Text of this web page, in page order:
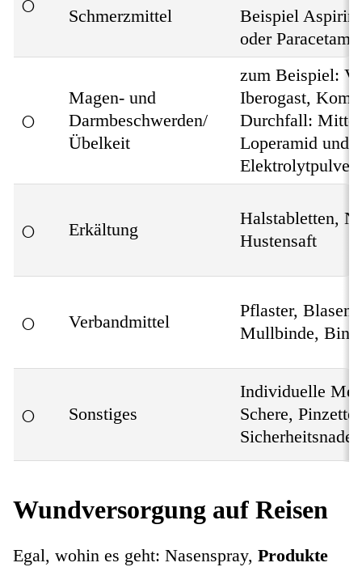
Schmerzmittel
Beispiel
oder
○
Magen- und
Darmbeschwerden/
Übelkeit
zum Beispiel:
Iberogast,
Durchfall:
Loperamid und
Elektrolytpulver
○ Erkältung
Halstabletten,
Hustensaft
○ Verbandmittel
Pflaster,
Mullbinde,
○ Sonstiges
Individuelle
Schere, Pinzette,
Sicherheitsnadel
Wundversorgung auf Reisen
Egal, wohin es geht: Nasenspray, Produkte